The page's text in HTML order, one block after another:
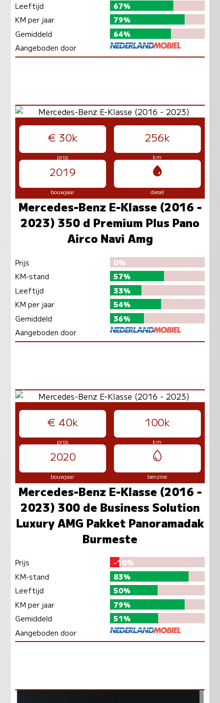
Leeftijd
67%
KM per jaar
79%
Gemiddeld
64%
Aangeboden door
€ 30k 256k
prijs km
2019
bouwjaar diesel
Mercedes-Benz E-Klasse (2016 -
2023) 350 d Premium Plus Pano
Airco Navi Amg
Prijs
0%
KM-stand
57%
Leeftijd
33%
KM per jaar
54%
Gemiddeld
36%
Aangeboden door
€ 40k 100k
prijs km
2020
bouwjaar benzine
Mercedes-Benz E-Klasse (2016 -
2023) 300 de Business Solution
Luxury AMG Pakket Panoramadak
Burmeste
Prijs
-10%
KM-stand
83%
Leeftijd
50%
KM per jaar
79%
Gemiddeld
51%
Aangeboden door